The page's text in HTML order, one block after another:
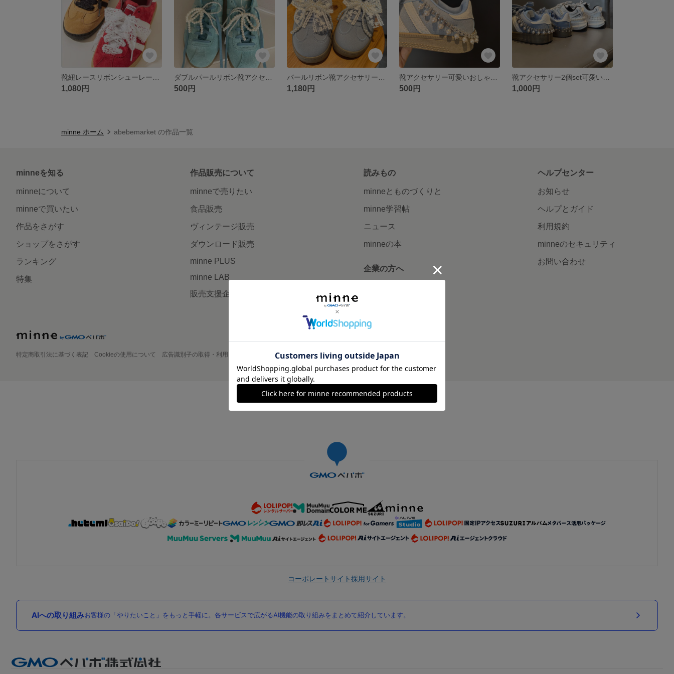
1,080円 500円 1,180円 500円 1,000円
minne ホーム abebemarket の作品一覧
minneを知る
minneについて
minneで買いたい
作品をさがす
ショップをさがす
ランキング
特集
作品販売について
minneで売りたい
食品販売
ヴィンテージ販売
ダウンロード販売
minne PLUS
minne LAB
販売支援企画・イベント
読みもの
minneとものづくりと
minne学習帖
ニュース
minneの本
企業の方へ
ヘルプセンター
お知らせ
ヘルプとガイド
利用規約
minneのセキュリティ
お問い合わせ
特定商取引法に基づく表記 Cookieの使用について 広告識別子の取得・利用 プライバシーポリシー 会社概要 採用情報 メディアキット
©GMO Pepabo, Inc. All rights reserved.
コーポレートサイト採用サイト
AIへの取り組みお客様の「やりたいこと」をもっと手軽に。各サービスで広がるAI機能の取り組みをまとめて紹介しています。